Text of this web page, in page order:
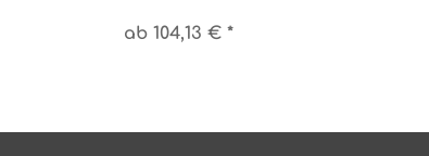
ab 104,13 € *